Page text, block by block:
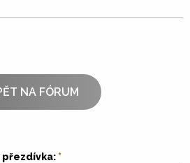
NA FÓRUM
přezdívka: